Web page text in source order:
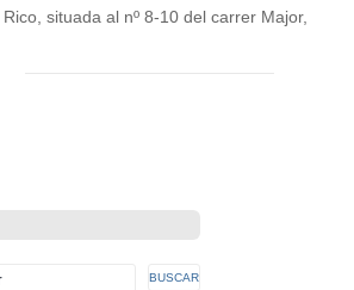
situada al nº 8-10 del carrer Major,